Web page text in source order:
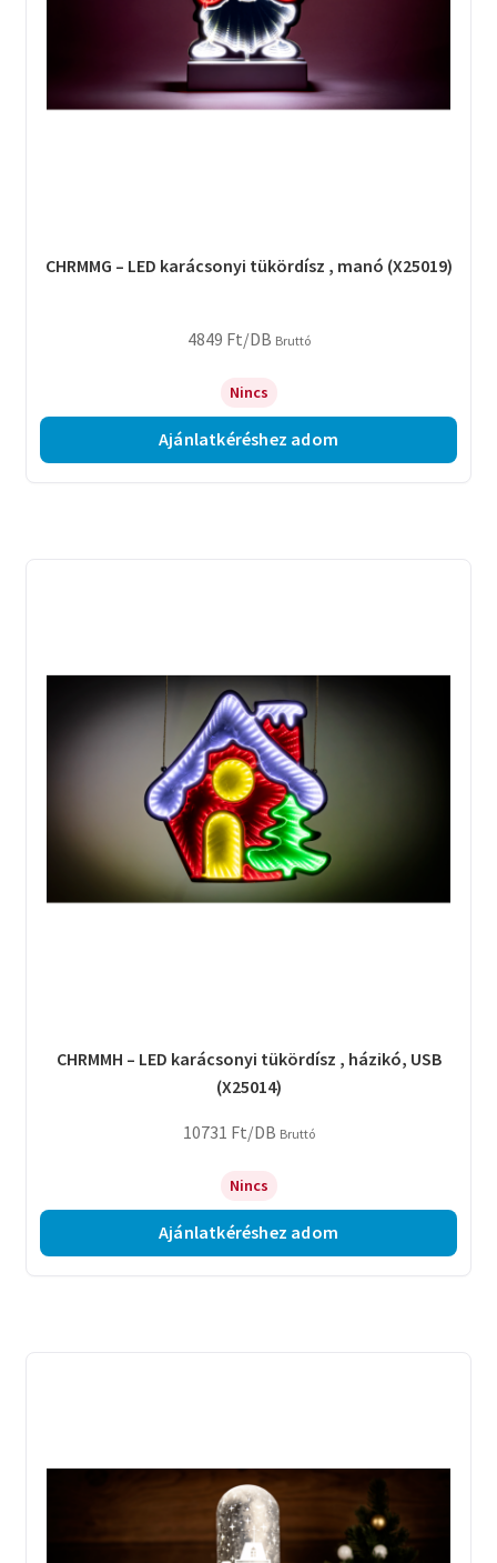
CHRMMG – LED karácsonyi tükördísz , manó (X25019)
4849 Ft/DB Bruttó
Nincs
Ajánlatkéréshez adom
CHRMMH – LED karácsonyi tükördísz , házikó, USB
(X25014)
10731 Ft/DB Bruttó
Nincs
Ajánlatkéréshez adom